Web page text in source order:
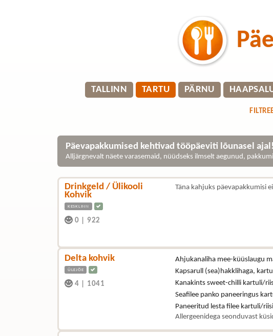
TALLINN TARTU PÄRNU
Päevapakkumised kehtivad tööpäeviti lõunasel ajal!
Alljärgnevalt näete varasemaid, nüüdseks ilmselt aegunud,
Drinkgeld / Ülikooli
Kohvik
KESKLINN
0 922
Täna kahjuks päevapakkumisi
Delta kohvik
ÜLEJÕE
4 1041
Ahjukanaliha mee-küüslaugu
Kapsarull (sea)hakklihaga,
Kanakints sweet-chilli kartuli/
Seafilee panko paneeringus
Paneeritud lesta filee kartuli/
Allergeenidega seonduvast